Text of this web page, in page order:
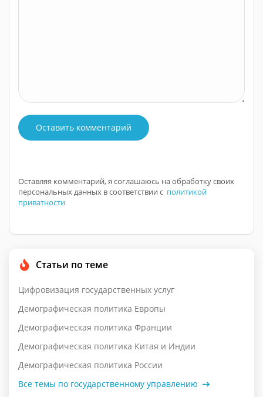
Оставить комментарий
Оставляя комментарий, я соглашаюсь на обработку своих
персональных данных в соответствии с политикой
приватности
Статьи по теме
Цифровизация государственных услуг
Демографическая политика Европы
Демографическая политика Франции
Демографическая политика Китая и Индии
Демографическая политика России
Все темы по государственному управлению